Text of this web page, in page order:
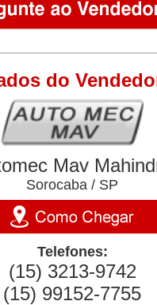
do
Mav
Sorocaba / SP
Telefones:
(15) 3213-9742
(15) 99152-7755